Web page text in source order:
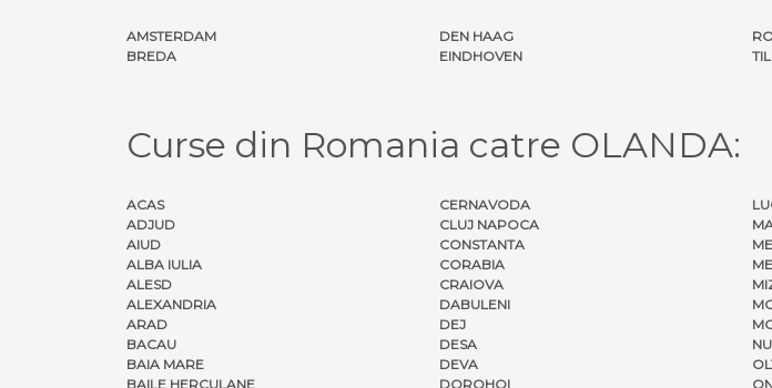
AMSTERDAM
BREDA
DEN HAAG
EINDHOVEN
Curse din Romania catre OLANDA:
ACAS
ADJUD
AIUD
ALBA IULIA
ALESD
ALEXANDRIA
ARAD
BACAU
BAIA MARE
BAILE HERCULANE
CERNAVODA
CLUJ NAPOCA
CONSTANTA
CORABIA
CRAIOVA
DABULENI
DEJ
DESA
DEVA
DOROHOI